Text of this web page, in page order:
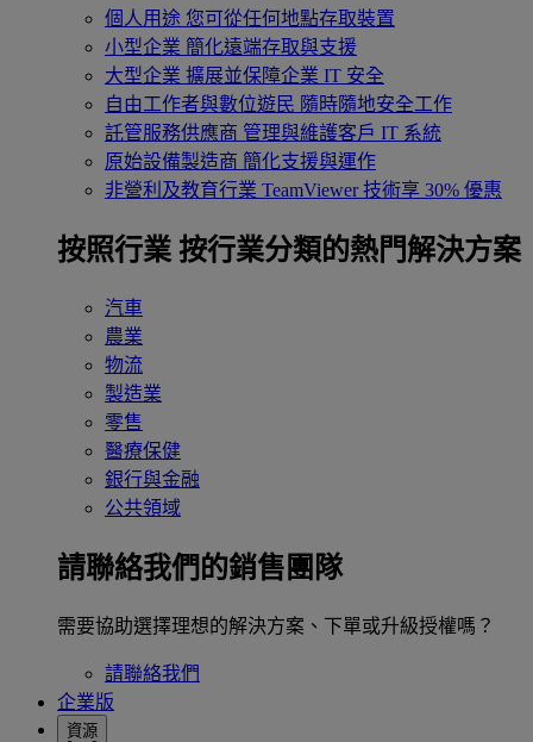
個人用途 您可從任何地點存取裝置
小型企業 簡化遠端存取與支援
大型企業 擴展並保障企業 IT 安全
自由工作者與數位遊民 隨時隨地安全工作
託管服務供應商 管理與維護客戶 IT 系統
原始設備製造商 簡化支援與運作
非營利及教育行業 TeamViewer 技術享 30% 優惠
按照行業 按行業分類的熱門解決方案
汽車
農業
物流
製造業
零售
醫療保健
銀行與金融
公共領域
請聯絡我們的銷售團隊
需要協助選擇理想的解決方案、下單或升級授權嗎？
請聯絡我們
企業版
資源